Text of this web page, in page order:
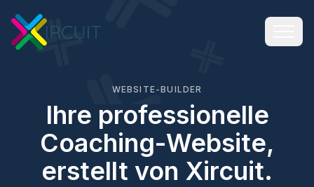
WEBSITE-BUILDER
Ihre professionelle
Coaching-Website,
erstellt von Xircuit.